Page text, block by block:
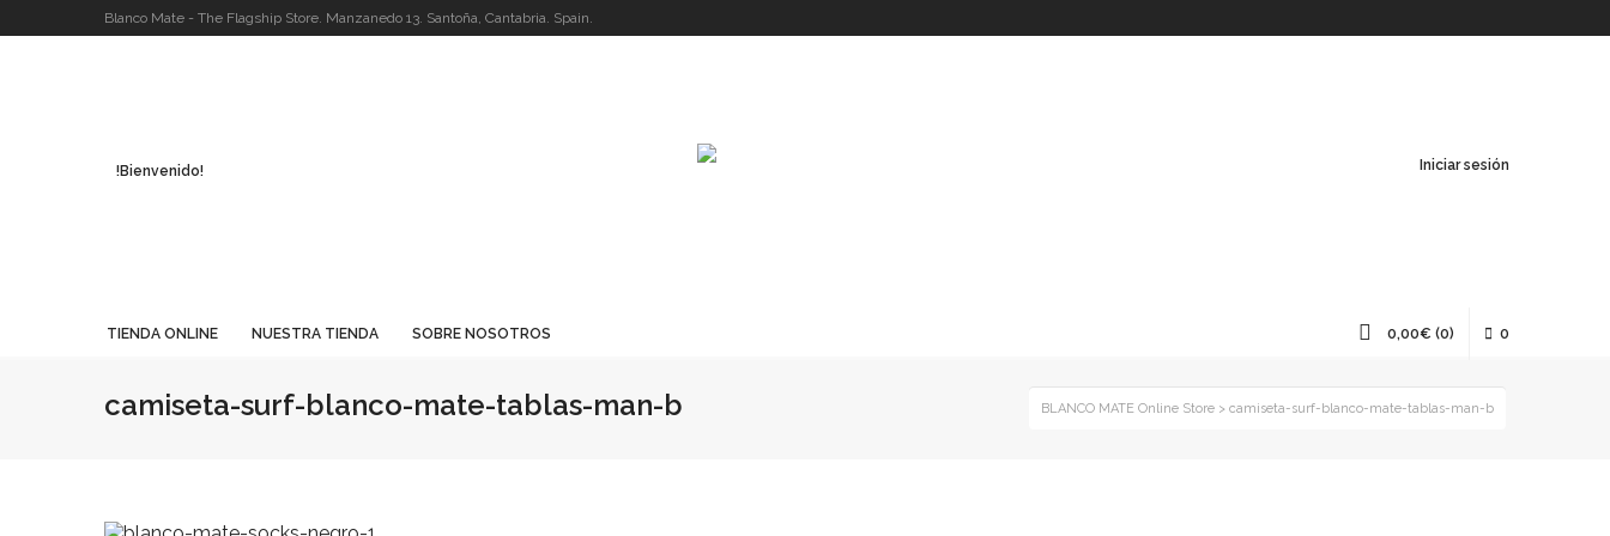
Blanco Mate - The Flagship Store. Manzanedo 13. Santoña, Cantabria. Spain.
!Bienvenido! Iniciar sesión
TIENDA ONLINE NUESTRA TIENDA SOBRE NOSOTROS 0,00€ (0) 0
camiseta-surf-blanco-mate-tablas-man-b BLANCO MATE Online Store > camiseta-surf-blanco-mate-tablas-man-b